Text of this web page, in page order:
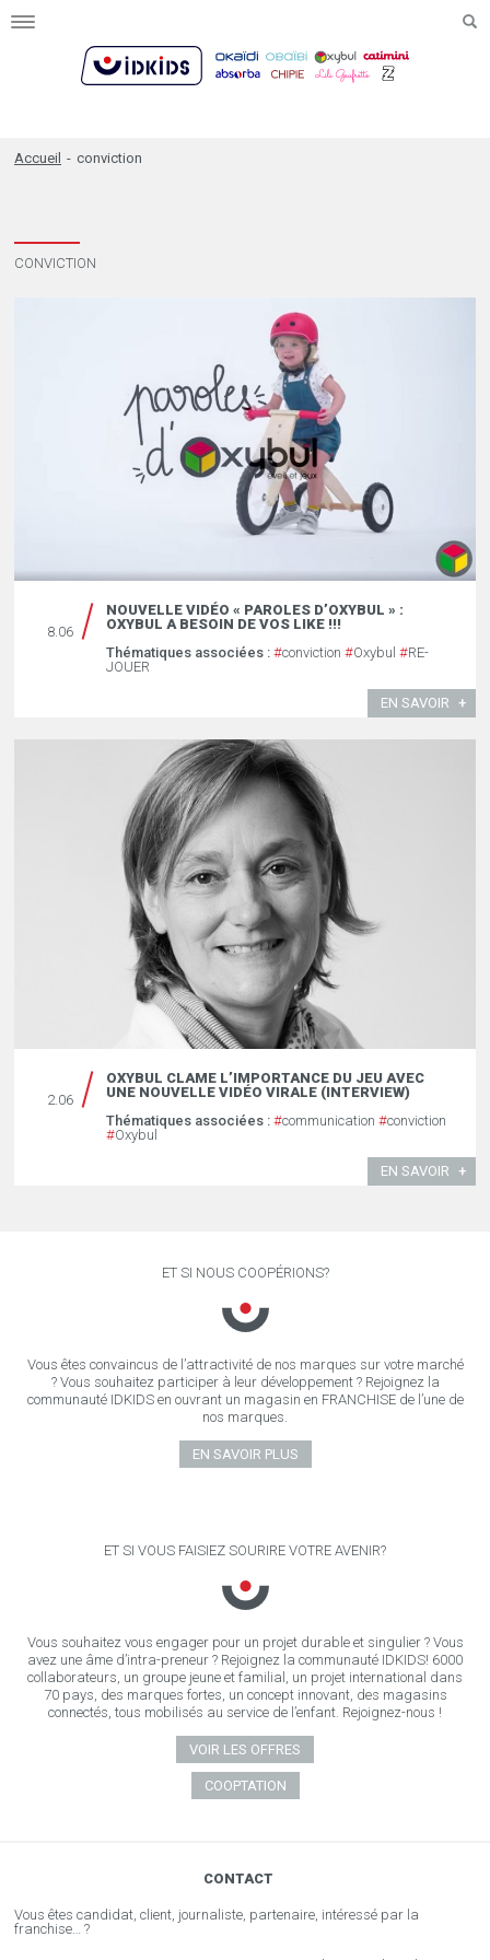
Toggle
Accueil - conviction
CONVICTION
8.06
NOUVELLE VIDÉO « PAROLES D’OXYBUL » :
OXYBUL A BESOIN DE VOS LIKE !!!
Thématiques associées : #conviction #Oxybul #RE-
JOUER
EN SAVOIR
2.06
OXYBUL CLAME L’IMPORTANCE DU JEU AVEC
UNE NOUVELLE VIDÉO VIRALE (INTERVIEW)
Thématiques associées : #communication #conviction
#Oxybul
EN SAVOIR
ET SI NOUS COOPÉRIONS?
Vous êtes convaincus de l’attractivité de nos marques sur votre marché
? Vous souhaitez participer à leur développement ? Rejoignez la
communauté IDKIDS en ouvrant un magasin en FRANCHISE de l’une de
nos marques.
EN SAVOIR PLUS
ET SI VOUS FAISIEZ SOURIRE VOTRE AVENIR?
Vous souhaitez vous engager pour un projet durable et singulier ? Vous
avez une âme d’intra-preneur ? Rejoignez la communauté IDKIDS! 6000
collaborateurs, un groupe jeune et familial, un projet international dans
70 pays, des marques fortes, un concept innovant, des magasins
connectés, tous mobilisés au service de l’enfant. Rejoignez-nous !
VOIR LES OFFRES
COOPTATION
CONTACT
Vous êtes candidat, client, journaliste, partenaire, intéressé par la
franchise… ?